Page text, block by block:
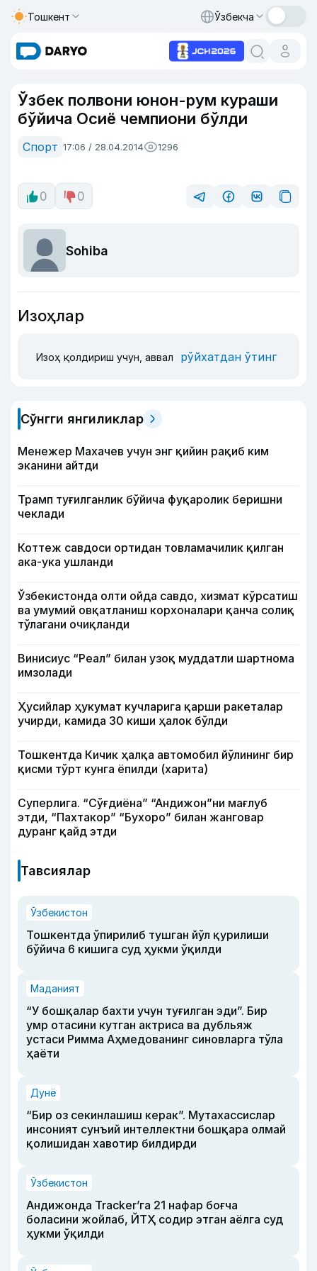
Тошкент Ўзбекча
Ўзбек полвони юнон-рум кураши
бўйича Осиё чемпиони бўлди
Спорт 17:06 / 28.04.2014 1296
0 0
Sohiba
Изоҳлар
Изоҳ қолдириш учун, аввал рўйхатдан ўтинг
Сўнгги янгиликлар
Менежер Махачев учун энг қийин рақиб ким
эканини айтди
Трамп туғилганлик бўйича фуқаролик беришни
чеклади
Коттеж савдоси ортидан товламачилик қилган
ака-ука ушланди
Ўзбекистонда олти ойда савдо, хизмат кўрсатиш
ва умумий овқатланиш корхоналари қанча солиқ
тўлагани очиқланди
Винисиус “Реал” билан узоқ муддатли шартнома
имзолади
Ҳусийлар ҳукумат кучларига қарши ракеталар
учирди, камида 30 киши ҳалок бўлди
Тошкентда Кичик ҳалқа автомобил йўлининг бир
қисми тўрт кунга ёпилди (харита)
Суперлига. “Сўғдиёна” “Андижон”ни мағлуб
этди, “Пахтакор” “Бухоро” билан жанговар
дуранг қайд этди
Тавсиялар
Ўзбекистон
Тошкентда ўпирилиб тушган йўл қурилиши
бўйича 6 кишига суд ҳукми ўқилди
Маданият
“У бошқалар бахти учун туғилган эди”. Бир
умр отасини кутган актриса ва дубльяж
устаси Римма Аҳмедованинг синовларга тўла
ҳаёти
Дунё
“Бир оз секинлашиш керак”. Мутахассислар
инсоният сунъий интеллектни бошқара олмай
қолишидан хавотир билдирди
Ўзбекистон
Андижонда Tracker’га 21 нафар боғча
боласини жойлаб, ЙТҲ содир этган аёлга суд
ҳукми ўқилди